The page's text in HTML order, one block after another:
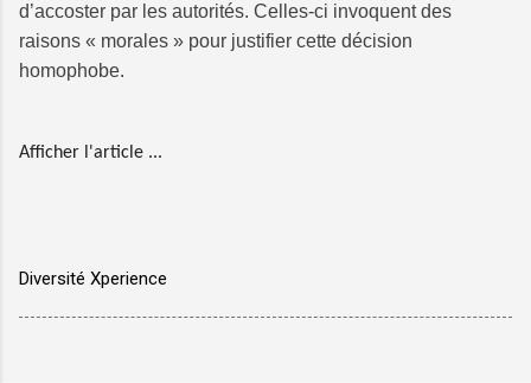
d’accoster par les autorités. Celles-ci invoquent des
raisons « morales » pour justifier cette décision
homophobe.
Afficher l'article ...
Diversité Xperience